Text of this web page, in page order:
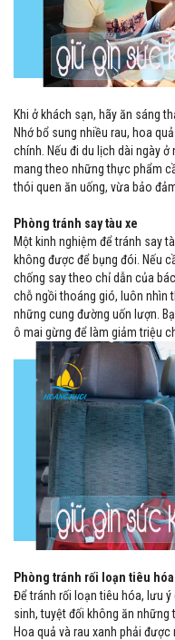
Khi ở khách sạn, hãy ăn sáng
Nhớ bổ sung nhiều rau, hoa
chính. Nếu đi du lịch dài ngày
mang theo những thực phẩm
thói quen ăn uống, vừa bảo
Phòng tránh say tàu xe
Một kinh nghiệm để tránh say
không được để bụng đói. Nếu
chống say theo chỉ dẫn của
chỗ ngồi thoáng gió, luôn nhìn
những cung đường uốn lượn.
ô mai gừng để làm giảm triệu
Phòng tránh rối loạn tiêu hóa
Để tránh rối loạn tiêu hóa, lưu
sinh, tuyệt đối không ăn
Hoa quả và rau xanh phải